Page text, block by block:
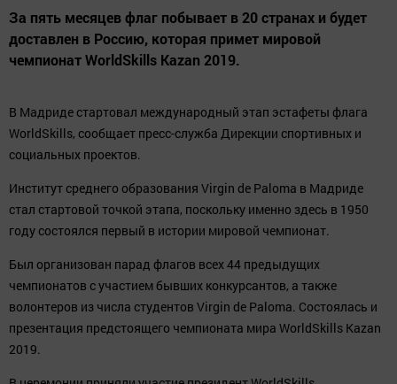
За пять месяцев флаг побывает в 20 странах и будет
доставлен в Россию, которая примет мировой
чемпионат WorldSkills Kazan 2019.
В Мадриде стартовал международный этап эстафеты флага
WorldSkills, сообщает пресс-служба Дирекции спортивных и
социальных проектов.
Институт среднего образования Virgin de Paloma в Мадриде
стал стартовой точкой этапа, поскольку именно здесь в 1950
году состоялся первый в истории мировой чемпионат.
Был организован парад флагов всех 44 предыдущих
чемпионатов с участием бывших конкурсантов, а также
волонтеров из числа студентов Virgin de Paloma. Состоялась и
презентация предстоящего чемпионата мира WorldSkills Kazan
2019.